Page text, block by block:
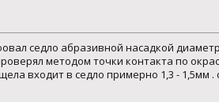
седло абразивной насадкой
методом точки контакта по
входит в седло примерно 1,3 - 1,5мм .